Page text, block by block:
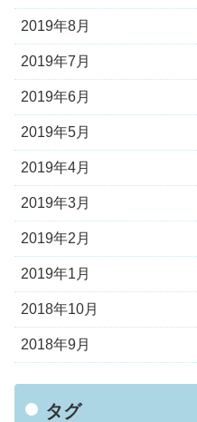
2019年8月
2019年7月
2019年6月
2019年5月
2019年4月
2019年3月
2019年2月
2019年1月
2018年10月
2018年9月
タグ